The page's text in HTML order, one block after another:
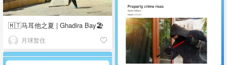
🇲🇹马耳他之夏 | Ghadira Bay🏖️
月球暂住